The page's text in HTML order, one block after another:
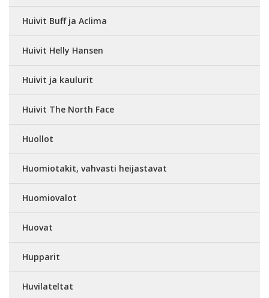
Huivit Buff ja Aclima
Huivit Helly Hansen
Huivit ja kaulurit
Huivit The North Face
Huollot
Huomiotakit, vahvasti heijastavat
Huomiovalot
Huovat
Hupparit
Huvilateltat